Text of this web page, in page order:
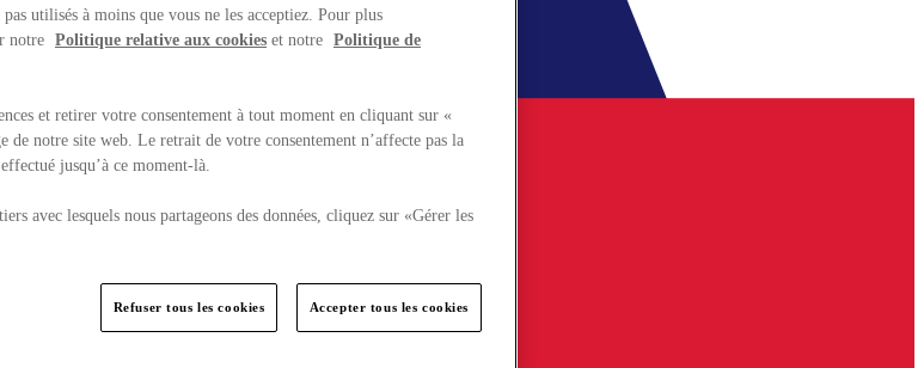
pas utilisés à moins que vous ne les acceptiez. Pour plus
notre Politique relative aux cookies et notre Politique de
et retirer votre consentement à tout moment en cliquant sur «
de notre site web. Le retrait de votre consentement n’affecte pas la
jusqu’à ce moment-là.
avec lesquels nous partageons des données, cliquez sur «Gérer les
Refuser tous les cookies Accepter tous les cookies